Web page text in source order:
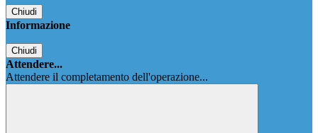
Chiudi
Informazione
Chiudi
Attendere...
Attendere il completamento dell'operazione...